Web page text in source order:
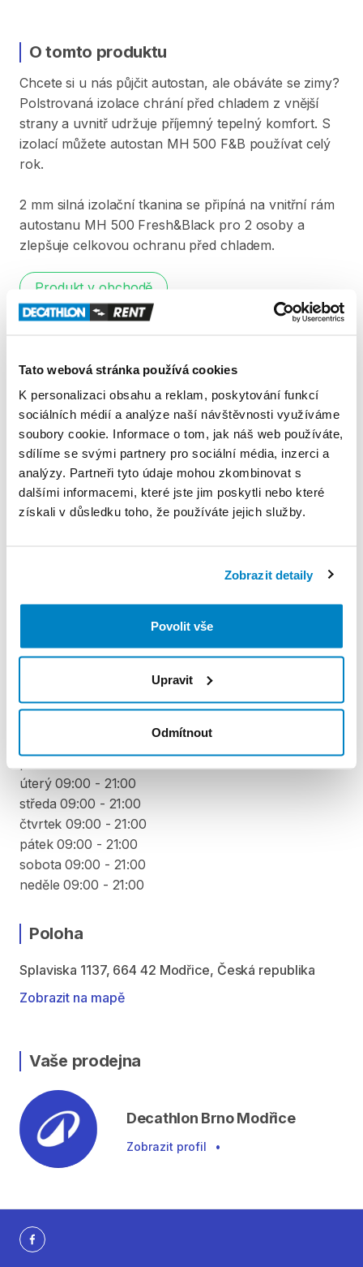
Tato webová stránka používá cookies
K personalizaci obsahu a reklam, poskytování funkcí
sociálních médií a analýze naší návštěvnosti využíváme
soubory cookie. Informace o tom, jak náš web používáte,
sdílíme se svými partnery pro sociální média, inzerci a
analýzy. Partneři tyto údaje mohou zkombinovat s
dalšími informacemi, které jste jim poskytli nebo které
získali v důsledku toho, že používáte jejich služby.
Zobrazit detaily
Povolit vše
Upravit
Odmítnout
O tomto produktu
Chcete si u nás půjčit autostan​,​ ale obáváte se zimy?
Polstrovaná izolace chrání před chladem z vnější
strany a uvnitř udržuje příjemný tepelný komfort. S
izolací můžete autostan MH 500 F&B používat celý
rok.
2 mm silná izolační tkanina se připíná na vnitřní rám
autostanu MH 500 Fresh&Black pro 2 osoby a
zlepšuje celkovou ochranu před chladem.
Produkt v obchodě
ZÁLOHA A SLEVA Z PŮJČKY
Pro vypůjčení produktu není vyžadována vratná či
odečtena za každý den výpůjčky počínaje 4. dnem
den výpůjčky zaplatíte 90 % z denní sazby, 5. den 81
% a stejným způsobem až do minima 40 % z ceny
VYZVEDNUTÍ A VRÁCENÍ VYBAVENÍ
úterý 09:00 - 21:00
středa 09:00 - 21:00
čtvrtek 09:00 - 21:00
pátek 09:00 - 21:00
sobota 09:00 - 21:00
neděle 09:00 - 21:00
Poloha
Splaviska 1137, 664 42 Modřice, Česká republika
Zobrazit na mapě
Vaše prodejna
Decathlon Brno Modřice
Zobrazit profil •